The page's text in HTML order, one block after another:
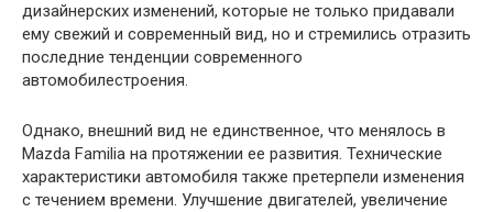
дизайнерских изменений, которые не только придавали
ему свежий и современный вид, но и стремились отразить
последние тенденции современного
автомобилестроения.
Однако, внешний вид не единственное, что менялось в
Mazda Familia на протяжении ее развития. Технические
характеристики автомобиля также претерпели изменения
с течением времени. Улучшение двигателей, увеличение